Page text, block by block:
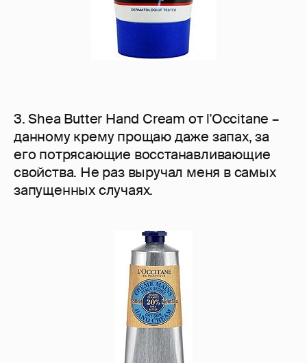
3. Shea Butter Hand Cream от l'Occitane –
данному крему прощаю даже запах, за
его потрясающие восстанавливающие
свойства. Не раз выручал меня в самых
запущенных случаях.